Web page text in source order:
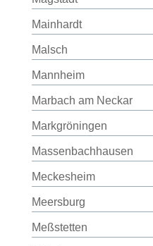
Mainhardt
Malsch
Mannheim
Marbach am Neckar
Markgröningen
Massenbachhausen
Meckesheim
Meersburg
Meßstetten